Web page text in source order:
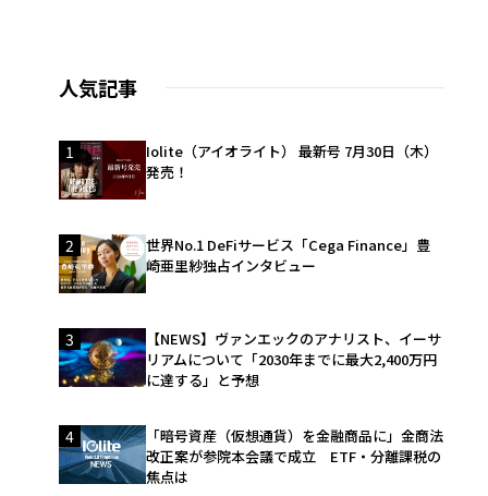
人気記事
1
Iolite（アイオライト） 最新号 7月30日（木）
発売！
2
世界No.1 DeFiサービス「Cega Finance」豊
崎亜里紗独占インタビュー
3
【NEWS】ヴァンエックのアナリスト、イーサ
リアムについて「2030年までに最大2,400万円
に達する」と予想
4
「暗号資産（仮想通貨）を金融商品に」金商法
改正案が参院本会議で成立 ETF・分離課税の
焦点は